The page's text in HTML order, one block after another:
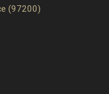
(97200)